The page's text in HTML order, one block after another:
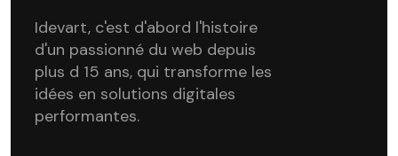
Idevart, c'est d'abord l'histoire
d'un passionné du web depuis
plus d 15 ans, qui transforme les
idées en solutions digitales
performantes.